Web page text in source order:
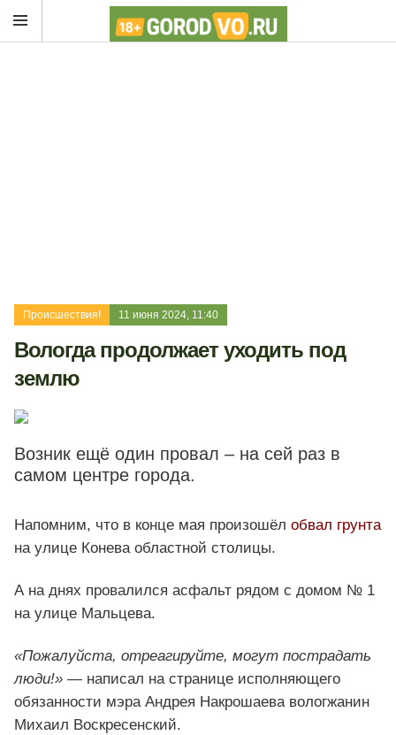
Происшествия! 11 июня 2024, 11:40
Вологда продолжает уходить под
землю
Возник ещё один провал – на сей раз в
самом центре города.
Напомним, что в конце мая произошёл обвал грунта
на улице Конева областной столицы.
А на днях провалился асфальт рядом с домом № 1
на улице Мальцева.
«Пожалуйста, отреагируйте, могут пострадать
люди!» — написал на странице исполняющего
обязанности мэра Андрея Накрошаева вологжанин
Михаил Воскресенский.